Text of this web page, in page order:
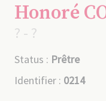
Honoré
? - ?
Status : Prêtre
Identifier : 0214